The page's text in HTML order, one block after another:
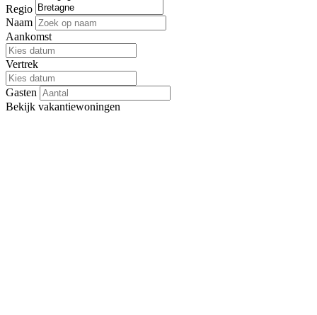
Regio
Naam
Aankomst
Vertrek
Gasten
Bekijk vakantiewoningen